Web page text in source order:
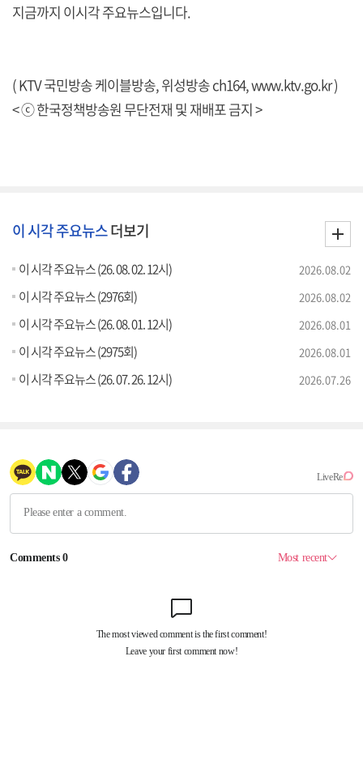
지금까지 이시각 주요뉴스입니다.
( KTV 국민방송 케이블방송, 위성방송 ch164,www.ktv.go.kr)
< ⓒ 한국정책방송원 무단전재 및 재배포 금지 >
이 시각 주요뉴스더보기
이 시각 주요뉴스 (26. 08. 02. 12시) 2026.08.02
이 시각 주요뉴스 (2976회) 2026.08.02
이 시각 주요뉴스 (26. 08. 01. 12시) 2026.08.01
이 시각 주요뉴스 (2975회) 2026.08.01
이 시각 주요뉴스 (26. 07. 26. 12시) 2026.07.26